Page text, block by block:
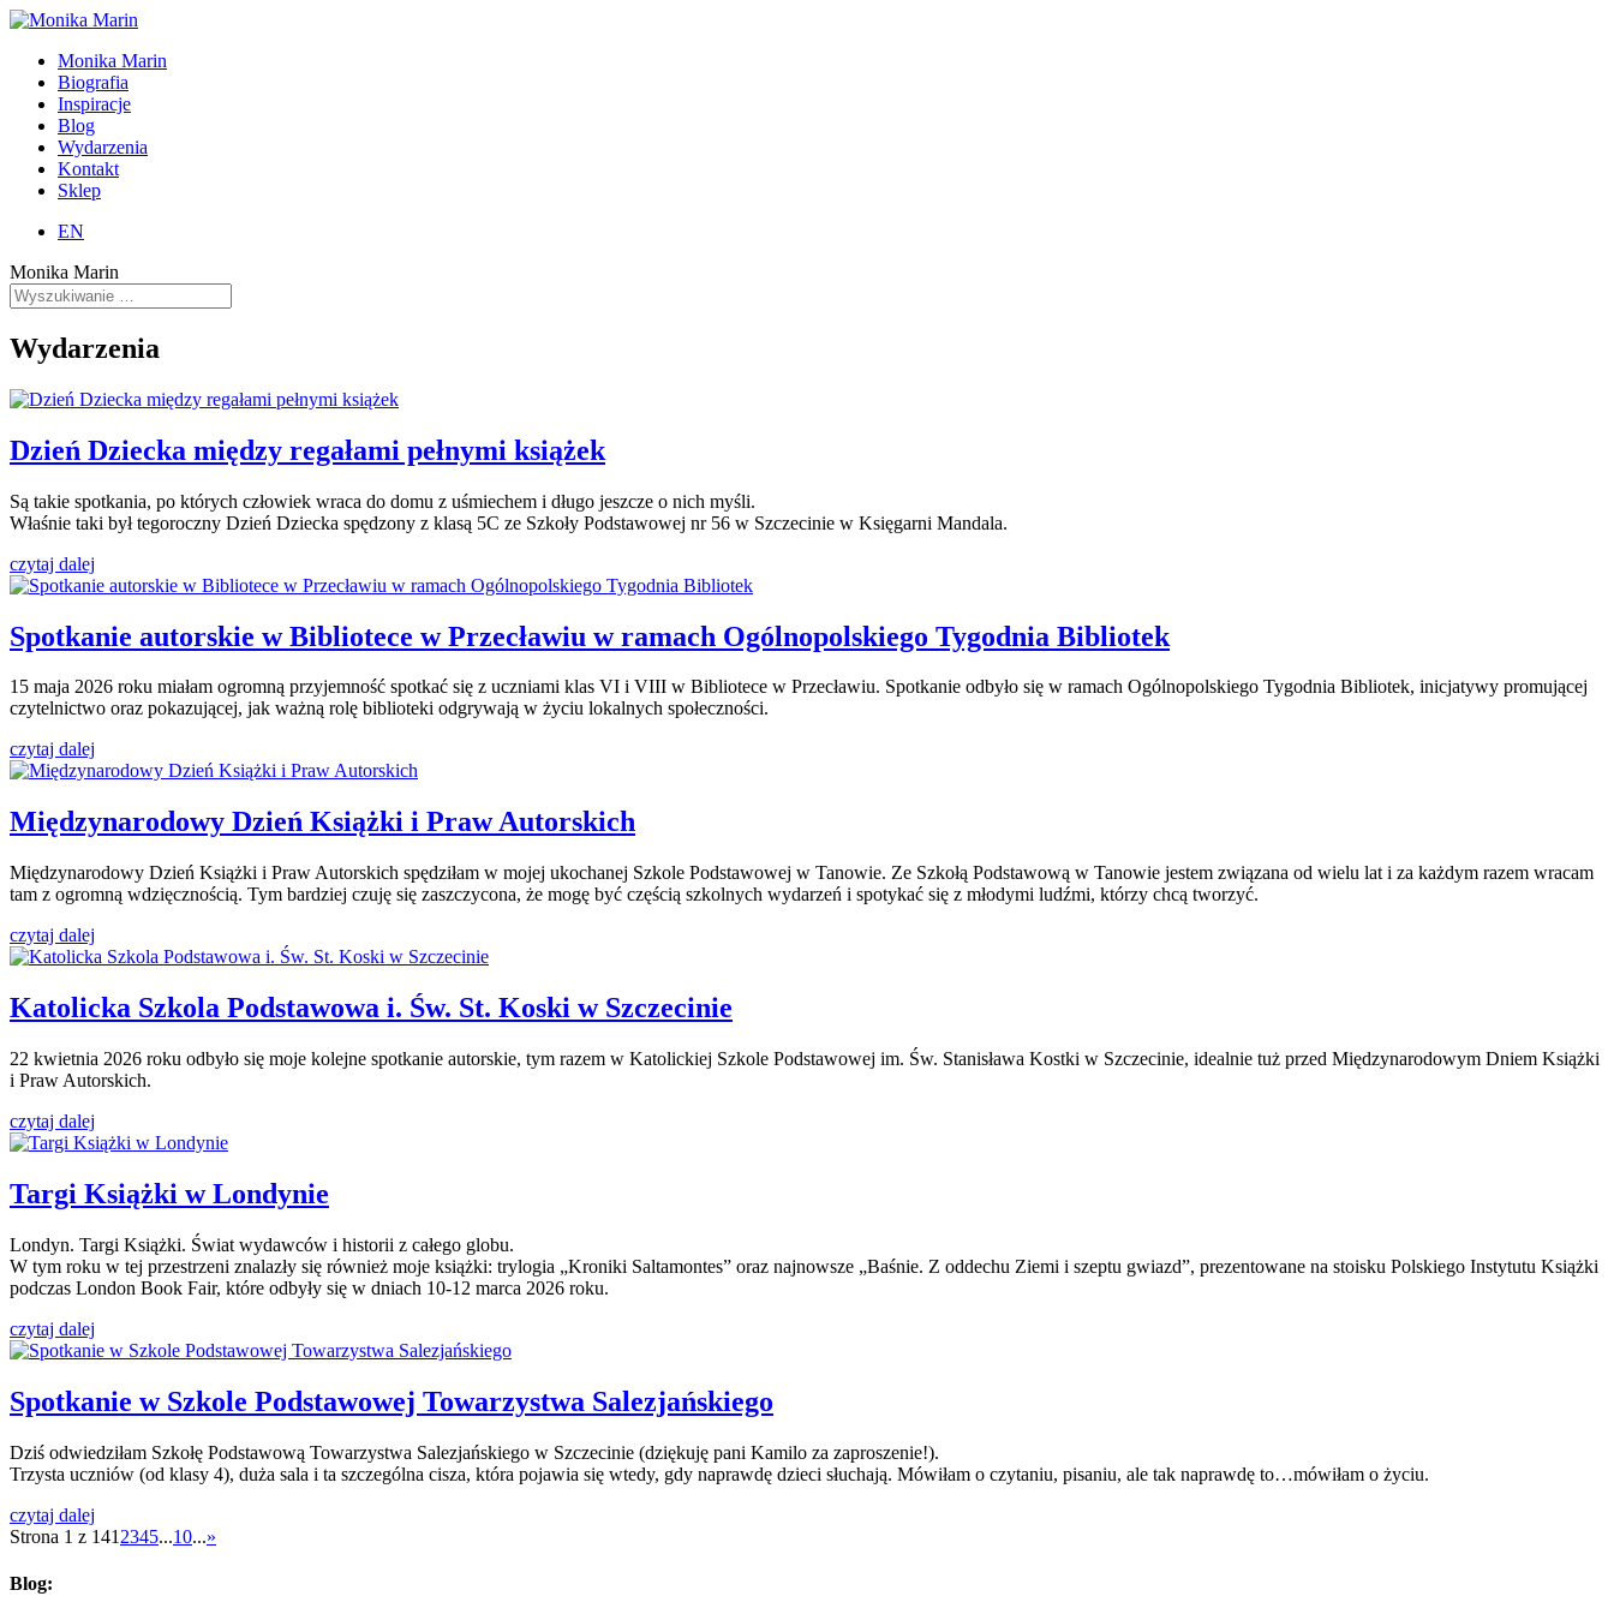
Monika Marin
Biografia
Inspiracje
Blog
Wydarzenia
Kontakt
Sklep
EN
Monika Marin
Wydarzenia
Dzień Dziecka między regałami pełnymi książek
Są takie spotkania, po których człowiek wraca do domu z uśmiechem i długo jeszcze o nich myśli.
Właśnie taki był tegoroczny Dzień Dziecka spędzony z klasą 5C ze Szkoły Podstawowej nr 56 w Szczecinie w Księgarni Mandala.
czytaj dalej
Spotkanie autorskie w Bibliotece w Przecławiu w ramach Ogólnopolskiego Tygodnia Bibliotek
15 maja 2026 roku miałam ogromną przyjemność spotkać się z uczniami klas VI i VIII w Bibliotece w Przecławiu. Spotkanie odbyło się w ramach Ogólnopolskiego Tygodnia Bibliotek, inicjatywy promującej
czytelnictwo oraz pokazującej, jak ważną rolę biblioteki odgrywają w życiu lokalnych społeczności.
czytaj dalej
Międzynarodowy Dzień Książki i Praw Autorskich
Międzynarodowy Dzień Książki i Praw Autorskich spędziłam w mojej ukochanej Szkole Podstawowej w Tanowie. Ze Szkołą Podstawową w Tanowie jestem związana od wielu lat i za każdym razem wracam
tam z ogromną wdzięcznością. Tym bardziej czuję się zaszczycona, że mogę być częścią szkolnych wydarzeń i spotykać się z młodymi ludźmi, którzy chcą tworzyć.
czytaj dalej
Katolicka Szkola Podstawowa i. Św. St. Koski w Szczecinie
22 kwietnia 2026 roku odbyło się moje kolejne spotkanie autorskie, tym razem w Katolickiej Szkole Podstawowej im. Św. Stanisława Kostki w Szczecinie, idealnie tuż przed Międzynarodowym Dniem Książki
i Praw Autorskich.
czytaj dalej
Targi Książki w Londynie
Londyn. Targi Książki. Świat wydawców i historii z całego globu.
W tym roku w tej przestrzeni znalazły się również moje książki: trylogia „Kroniki Saltamontes” oraz najnowsze „Baśnie. Z oddechu Ziemi i szeptu gwiazd”, prezentowane na stoisku Polskiego Instytutu Książki
podczas London Book Fair, które odbyły się w dniach 10-12 marca 2026 roku.
czytaj dalej
Spotkanie w Szkole Podstawowej Towarzystwa Salezjańskiego
Dziś odwiedziłam Szkołę Podstawową Towarzystwa Salezjańskiego w Szczecinie (dziękuję pani Kamilo za zaproszenie!).
Trzysta uczniów (od klasy 4), duża sala i ta szczególna cisza, która pojawia się wtedy, gdy naprawdę dzieci słuchają. Mówiłam o czytaniu, pisaniu, ale tak naprawdę to…mówiłam o życiu.
czytaj dalej
Strona 1 z 141 2345...10...»
Blog: